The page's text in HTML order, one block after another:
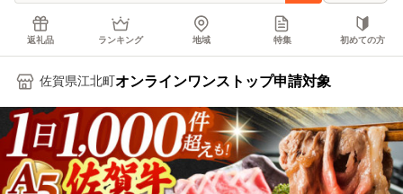
返礼品 ランキング 地域 特集 初めての方
佐賀県江北町 オンラインワンストップ申請対象